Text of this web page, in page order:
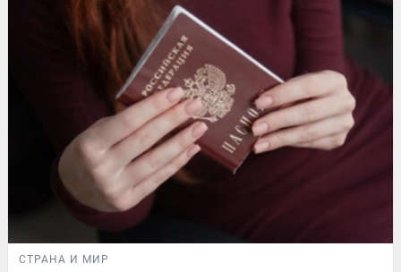
СТРАНА И МИР